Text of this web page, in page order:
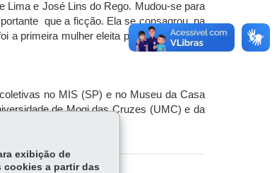
e José Lins do Rego. Mudou-se para
que a ficção. Ela se consagrou, na
a primeira mulher eleita para a Academia
no MIS (SP) e no Museu da Casa
de Mogi das Cruzes (UMC) e da
exibição de
cookies a partir das